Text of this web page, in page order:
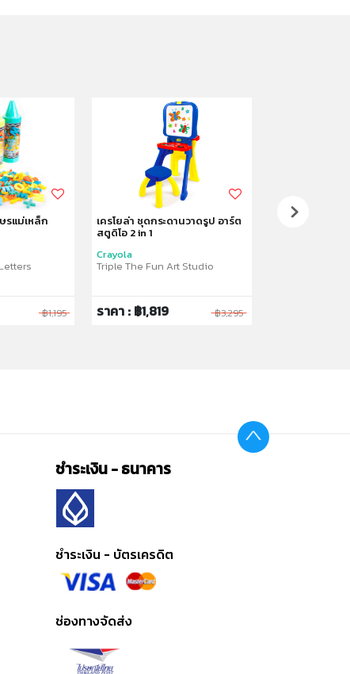
รแม่เหล็ก
฿1,195
เครโยล่า ชุดกระดานวาดรูป อาร์ต
สตูดิโอ 2 in 1
Crayola
Triple The Fun Art Studio
ราคา : ฿1,819 ฿3,295
เครโยล่า ชุดขา
ชำระเงิน - ธนาคาร
ชำระเงิน - บัตรเครดิต
ช่องทางจัดส่ง